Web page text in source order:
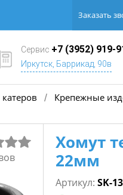
Заказать
Сервис +7 (3952) 919-
Иркутск, Баррикад, 90в
/
Крепежные
Хомут
22мм
Артикул: SK-